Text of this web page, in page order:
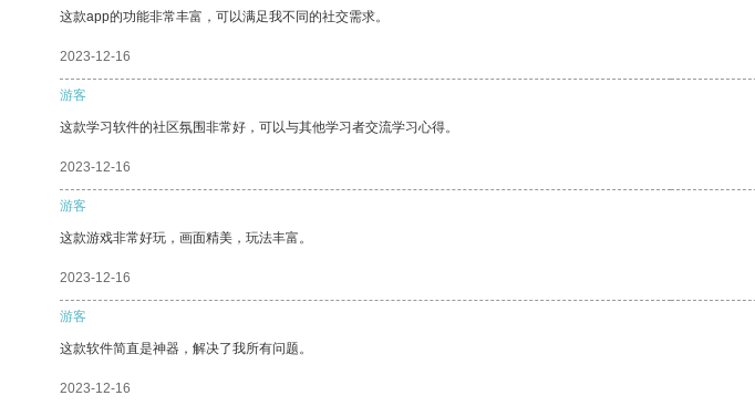
这款app的功能非常丰富，可以满足我不同的社交需求。
2023-12-16
游客
这款学习软件的社区氛围非常好，可以与其他学习者交流学习心得。
2023-12-16
游客
这款游戏非常好玩，画面精美，玩法丰富。
2023-12-16
游客
这款软件简直是神器，解决了我所有问题。
2023-12-16